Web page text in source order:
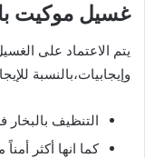
غسيل موكيت
يتم الاعتماد على
وإيجابيات،بالنسبة
التنظيف
كما انها أكثر